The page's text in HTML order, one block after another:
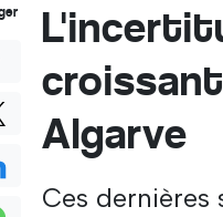
Algarve
Ces dernières